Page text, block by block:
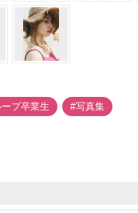
プ卒業生 #写真集